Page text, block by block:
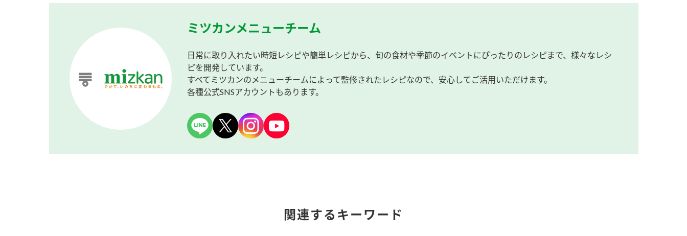
ミツカンメニューチーム
日常に取り入れたい時短レシピや簡単レシピから、旬の食材や季節のイベントにぴったりのレシピまで、様々なレシ
ピを開発しています。
すべてミツカンのメニューチームによって監修されたレシピなので、安心してご活用いただけます。
各種公式SNSアカウントもあります。
関連するキーワード